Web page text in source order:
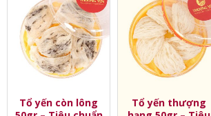
Tổ yến còn lông
Tổ yến thượng